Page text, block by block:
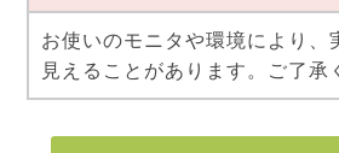
お使いのモニタや環境により、
見えることがあります。ご了承